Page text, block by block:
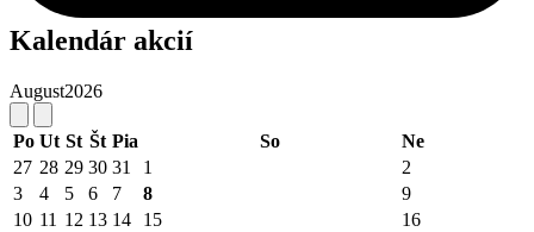
Kalendár akcií
August2026
Po Ut St Št Pia So
Ne
27 28 29 30 31 1
2
3
4 5 6 7 8
9
10 11 12 13 14 15
16